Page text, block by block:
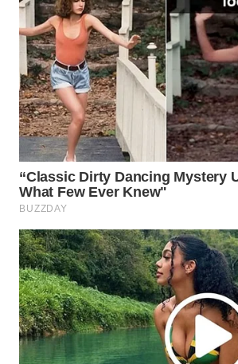
SPORT
WAHANA
UMKM
WAHANA
SELEB
WAHANA
PERSONA
WAHANA
OTOMOTIF
WAHANA
HEALTH
WAHANA